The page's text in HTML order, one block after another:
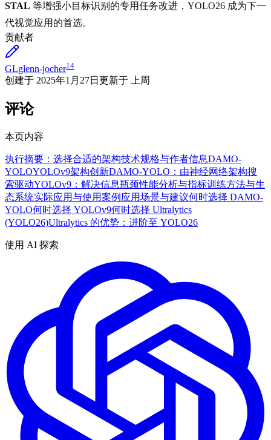
STAL 等增强小目标识别的专用任务改进，YOLO26 成为下一
代视觉应用的首选。
贡献者
GLglenn-jocher14
创建于 2025年1月27日 更新于 上周
评论
本页内容
执行摘要：选择合适的架构技术规格与作者信息DAMO-
YOLOYOLOv9架构创新DAMO-YOLO：由神经网络架构搜
索驱动YOLOv9：解决信息瓶颈性能分析与指标训练方法与生
态系统实际应用与使用案例 应用场景与建议何时选择 DAMO-
YOLO何时选择 YOLOv9何时选择 Ultralytics
(YOLO26)Ultralytics 的优势：进阶至 YOLO26
使用 AI 探索